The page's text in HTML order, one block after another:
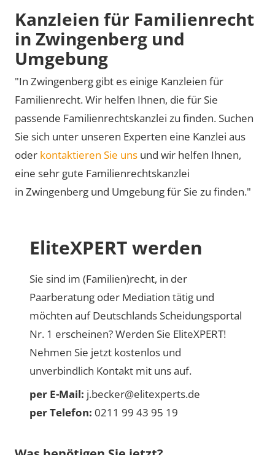
Kanzleien für Familienrecht
in Zwingenberg und
Umgebung
"In Zwingenberg gibt es einige Kanzleien für
Familienrecht. Wir helfen Ihnen, die für Sie
passende Familienrechtskanzlei zu finden. Suchen
Sie sich unter unseren Experten eine Kanzlei aus
oder kontaktieren Sie uns und wir helfen Ihnen,
eine sehr gute Familienrechtskanzlei
in Zwingenberg und Umgebung für Sie zu finden."
EliteXPERT werden
Sie sind im (Familien)recht, in der
Paarberatung oder Mediation tätig und
möchten auf Deutschlands Scheidungsportal
Nr. 1 erscheinen? Werden Sie EliteXPERT!
Nehmen Sie jetzt kostenlos und
unverbindlich Kontakt mit uns auf.
per E-Mail: j.becker@elitexperts.de
per Telefon: 0211 99 43 95 19